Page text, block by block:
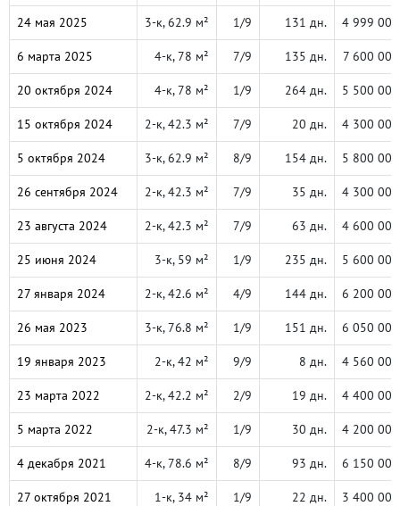
24 мая 2025 3-к, 62.9 м² 1/9 131 дн. 4 999 000
6 марта 2025 4-к, 78 м² 7/9 135 дн. 7 600 000
20 октября 2024 4-к, 78 м² 1/9 264 дн. 5 500 000
15 октября 2024 2-к, 42.3 м² 7/9 20 дн. 4 300 000
5 октября 2024 3-к, 62.9 м² 8/9 154 дн. 5 800 000
26 сентября 2024 2-к, 42.3 м² 7/9 35 дн. 4 300 000
23 августа 2024 2-к, 42.3 м² 7/9 63 дн. 4 600 000
25 июня 2024 3-к, 59 м² 1/9 235 дн. 5 600 000
27 января 2024 2-к, 42.6 м² 4/9 144 дн. 6 200 000
26 мая 2023 3-к, 76.8 м² 1/9 151 дн. 6 050 000
19 января 2023 2-к, 42 м² 9/9 8 дн. 4 560 000
23 марта 2022 2-к, 42.2 м² 2/9 19 дн. 4 400 000
5 марта 2022 2-к, 47.3 м² 1/9 30 дн. 4 200 000
4 декабря 2021 4-к, 78.6 м² 8/9 93 дн. 6 150 000
27 октября 2021 1-к, 34 м² 1/9 22 дн. 3 400 000